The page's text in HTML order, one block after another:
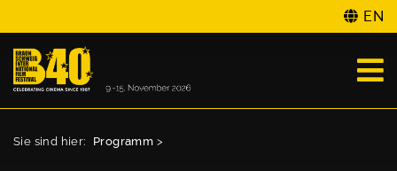
EN
Sie sind hier: Programm >